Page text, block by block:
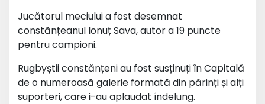
Jucătorul meciului a fost desemnat
constănțeanul Ionuț Sava, autor a 19 puncte
pentru campioni.
Rugbyștii constănțeni au fost susținuți în Capitală
de o numeroasă galerie formată din părinți și alți
suporteri, care i-au aplaudat îndelung.